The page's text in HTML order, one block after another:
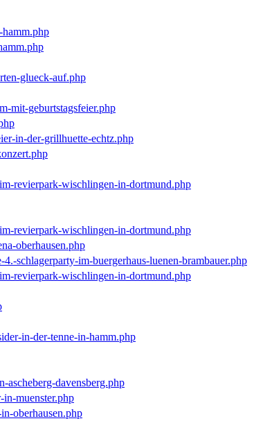
glueck-auf.php
mit-geburtstagsfeier.php
in-der-grillhuette-echtz.php
revierpark-wischlingen-in-dortmund.php
revierpark-wischlingen-in-dortmund.php
oberhausen.php
schlagerparty-im-buergerhaus-luenen-brambauer.php
revierpark-wischlingen-in-dortmund.php
in-der-tenne-in-hamm.php
ascheberg-davensberg.php
in-muenster.php
oberhausen.php